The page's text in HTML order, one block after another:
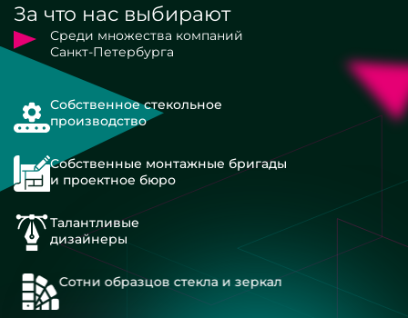
За что нас выбирают
Среди множества компаний
Санкт-Петербурга
Собственное стекольное
производство
Собственные монтажные бригады
и проектное бюро
Талантливые
дизайнеры
Сотни образцов стекла и зеркал